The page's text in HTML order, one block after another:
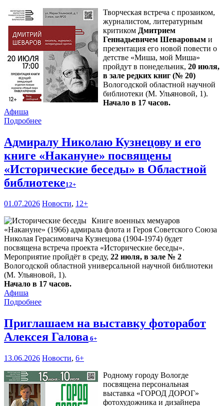
Творческая встреча с прозаиком,
журналистом, литературным
критиком Дмитрием
Геннадьевичем Шеваровым и
презентация его новой повести о
детстве «Миша, мой Миша»
пройдут в понедельник, 20 июля,
в зале редких книг (№ 20)
Вологодской областной научной
библиотеки (М. Ульяновой, 1).
Начало в 17 часов.
Афиша
Подробнее
Адмиралу Николаю Кузнецову и его
книге «Накануне» посвящены
«Исторические беседы» в Областной
библиотеке12+
01.07.2026 Новости, 12+
Книге военных мемуаров
«Накануне» (1966) адмирала флота и Героя Советского Союза
Николая Герасимовича Кузнецова (1904-1974) будет
посвящена встреча проекта «Исторические беседы».
Мероприятие пройдёт в среду, 22 июля, в зале № 2
Вологодской областной универсальной научной библиотеки
(М. Ульяновой, 1).
Начало в 17 часов.
Афиша
Подробнее
Приглашаем на выставку фоторабот
Алексея Галова 6+
13.06.2026 Новости, 6+
Родному городу Вологде
посвящена персональная
выставка «ГОРОД ДОРОГ»
фотохудожника и дизайнера